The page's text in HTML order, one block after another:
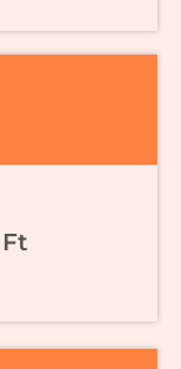
Ft